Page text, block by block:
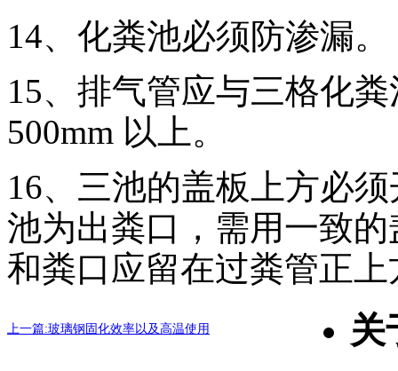
14、化粪池必须防渗漏。
15、排气管应与三格化
500mm 以上。
16、三池的盖板上方必
池为出粪口，需用一致
和粪口应留在过粪管正
上一篇:玻璃钢固化效率以及高温使用 关